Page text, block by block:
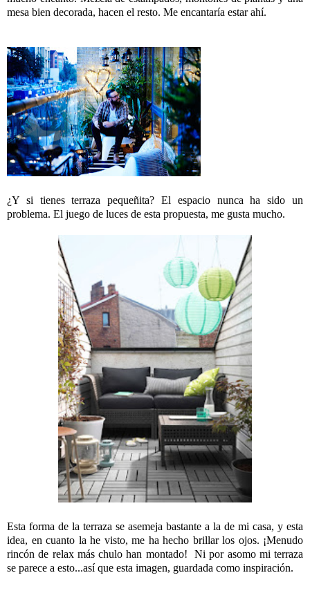
mesa bien decorada, hacen el resto. Me encantaría estar ahí.
¿Y si tienes terraza pequeñita? El espacio nunca ha sido un
problema. El juego de luces de esta propuesta, me gusta mucho.
Esta forma de la terraza se asemeja bastante a la de mi casa, y esta
idea, en cuanto la he visto, me ha hecho brillar los ojos. ¡Menudo
rincón de relax más chulo han montado! Ni por asomo mi terraza
se parece a esto...así que esta imagen, guardada como inspiración.